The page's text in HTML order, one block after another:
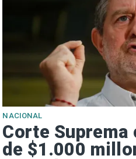
NACIONAL
Corte
de $1.000